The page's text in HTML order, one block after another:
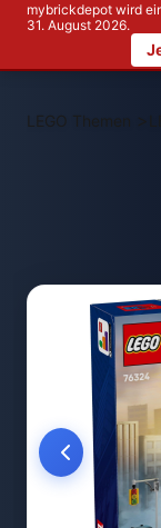
mybrickdepot wird
31. August 2026.
LEGO Themen >